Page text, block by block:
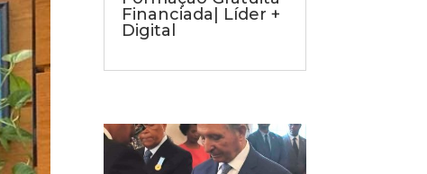
Financiada| Líder +
Digital